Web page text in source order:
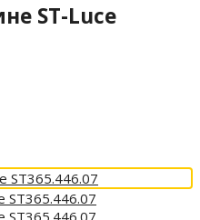
ST-Luce